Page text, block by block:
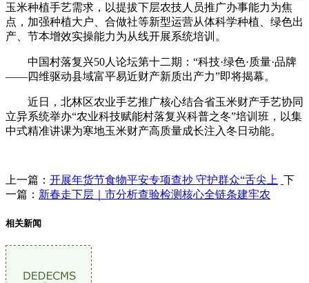
玉米种植手艺需求，以提拔下层农技人员推广办事能力为焦
点，加强种植大户、合做社等新型运营从体科学种植、绿色出
产、节本增效实操能力为从线开展系统培训。
中国村落复兴50人论坛第十二期：“科技·绿色·质量·品牌
——四维驱动县域富平易近财产新质出产力”即将揭幕。
近日，北林区农业手艺推广核心结合省玉米财产手艺协同
立异系统举办“农业科技赋能村落复兴科普之冬”培训班，以集
中式精准讲课为寒地玉米财产高质量成长注入冬日动能。
上一篇： 开展年货节食物平安专项查抄 守护群众“舌尖上 下
一篇： 新春走下层｜市分析查验检测核心全链条建牢农
相关新闻